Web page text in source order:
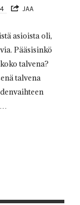
JAA
asioista oli,
Pääsisinkö
talvena?
talvena